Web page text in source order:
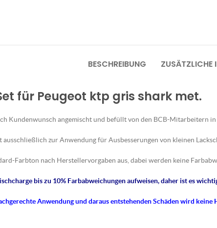
BESCHREIBUNG ZUSÄTZLICHE
für Peugeot ktp gris shark met.
Kundenwunsch angemischt und befüllt von den BCB-Mitarbeitern in
zur Anwendung für Ausbesserungen von kleinen
Farbton nach Herstellervorgaben aus, dabei werden keine
bis zu 10% Farbabweichungen aufweisen, daher ist es
Anwendung und daraus entstehenden Schäden wird keine